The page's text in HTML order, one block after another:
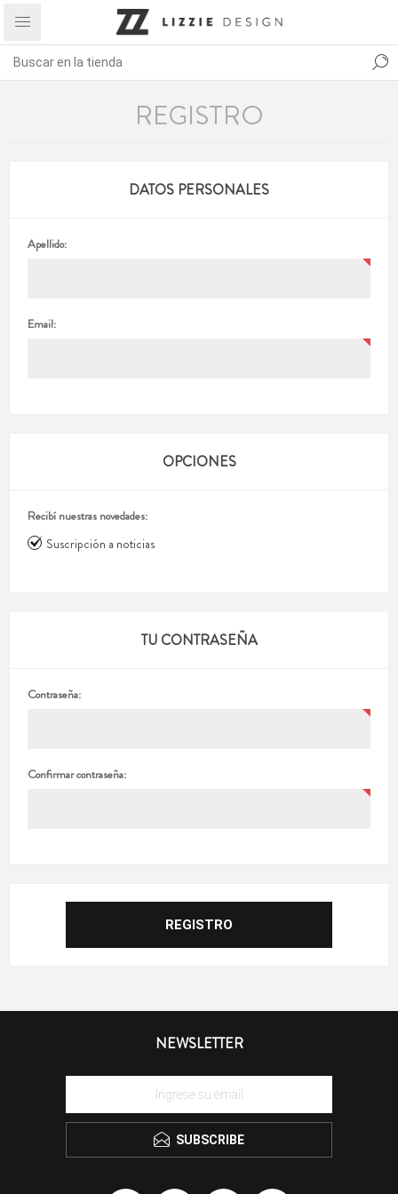
REGISTRO
DATOS PERSONALES
Apellido:
Email:
OPCIONES
Recibí nuestras novedades:
Suscripción a noticias
TU CONTRASEÑA
Contraseña:
Confirmar contraseña:
NEWSLETTER
SUBSCRIBE